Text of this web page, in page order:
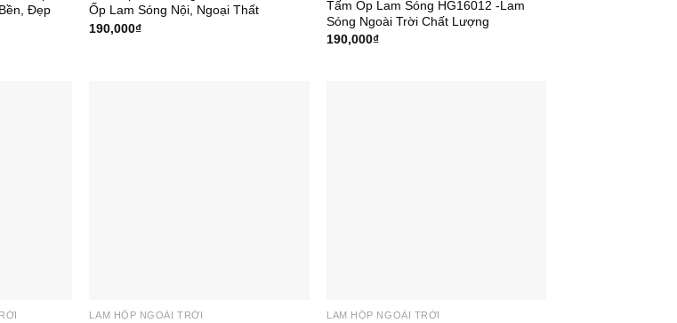
Đẹp
Ốp Lam Sóng Nội, Ngoại Thất
190,000₫
Tấm Ốp Lam Sóng HG16012 -Lam
Sóng Ngoài Trời Chất Lượng
190,000₫
LAM HỘP NGOÀI TRỜI LAM HỘP NGOÀI TRỜI